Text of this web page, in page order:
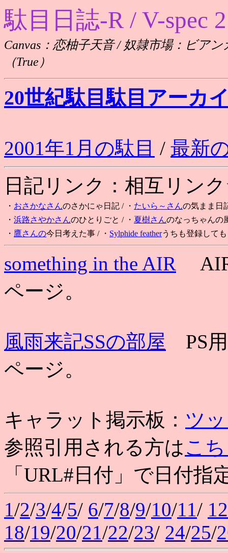
駄目日誌-R / V-spec
Canvas：恋柚子天音 / 奴隷市場：ビア
（True）
20世紀駄目駄目アーカ
2001年1月の駄目 / 最新
日記リンク：相互リン
・ おさかなさんのさかにゃ日記 / ・ たいら～さんの気まま日
・ 浜路さやかさんのひとりごと / ・ 夏樹さんのなっちゃんの
・ 鷹さんの今日考えた事 / ・ Sylphide featherうちも登録して
something in the AIR AIR
ページ。
風雨来記SSの部屋 PS
ページ。
キャラット掲示板： ツ
参照引用される方はこ
「URL#日付」で日付指
1/2/3/4/5/ 6/7/8/9/10/11/ 12
18/19/20/21/22/23/ 24/25/